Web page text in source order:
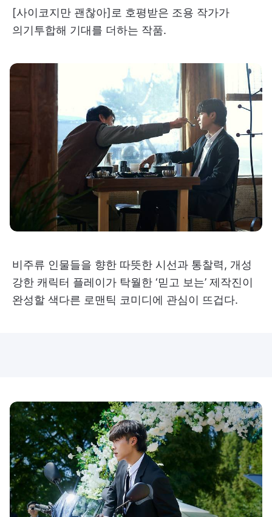
[사이코지만 괜찮아]로 호평받은 조용 작가가
의기투합해 기대를 더하는 작품.
비주류 인물들을 향한 따뜻한 시선과 통찰력, 개성
강한 캐릭터 플레이가 탁월한 ‘믿고 보는’ 제작진이
완성할 색다른 로맨틱 코미디에 관심이 뜨겁다.